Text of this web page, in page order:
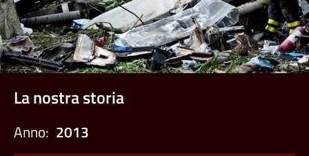
La nostra storia
Anno: 2013